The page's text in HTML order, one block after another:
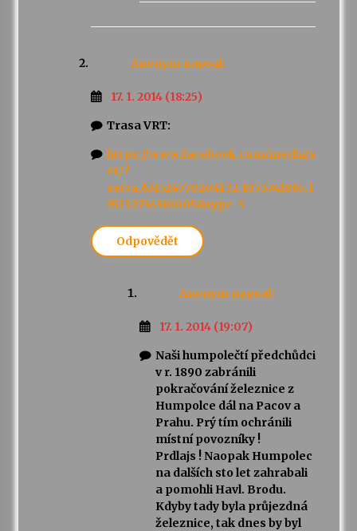
Anonym napsal:
17. 1. 2014 (18:25)
Trasa VRT:
https://www.facebook.com/media/s
et/?
set=a.631524770204132.1073741865.1
55132754510005&type=3
Odpovědět
Anonym napsal:
17. 1. 2014 (19:07)
Naši humpolečtí předchůdci
v r. 1890 zabránili
pokračování železnice z
Humpolce dál na Pacov a
Prahu. Prý tím ochránili
místní povozníky !
Prdlajs ! Naopak Humpolec
na dalších sto let zahrabali
a pomohli Havl. Brodu.
Kdyby tady byla průjezdná
železnice, tak dnes by byl